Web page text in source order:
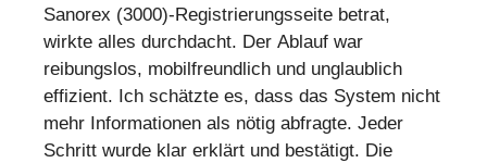
Sanorex (3000)-Registrierungsseite betrat,
wirkte alles durchdacht. Der Ablauf war
reibungslos, mobilfreundlich und unglaublich
effizient. Ich schätzte es, dass das System nicht
mehr Informationen als nötig abfragte. Jeder
Schritt wurde klar erklärt und bestätigt. Die